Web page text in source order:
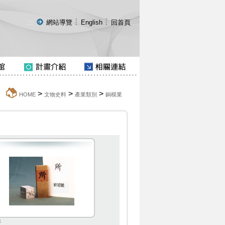
::: 網站導覽 English 回首頁
HOME> 文物史料> 產業類別 > 銅模業